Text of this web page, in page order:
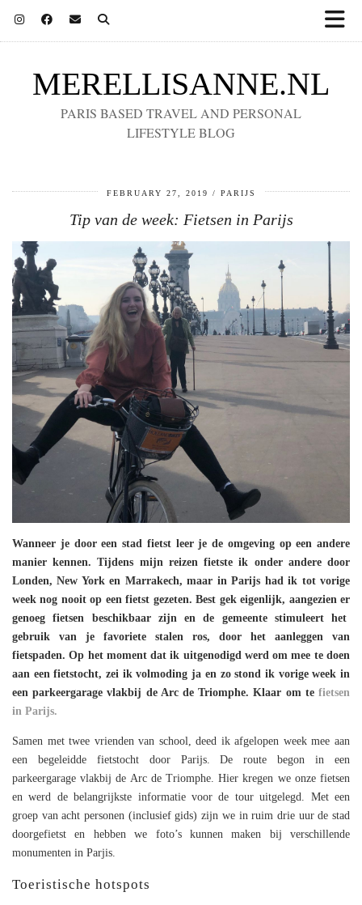
MERELLISANNE.NL
PARIS BASED TRAVEL AND PERSONAL
LIFESTYLE BLOG
FEBRUARY 27, 2019 PARIJS
Tip van de week: Fietsen in Parijs
Wanneer je door een stad fietst leer je de omgeving op een andere
manier kennen. Tijdens mijn reizen fietste ik onder andere door
Londen, New York en Marrakech, maar in Parijs had ik tot vorige
week nog nooit op een fietst gezeten. Best gek eigenlijk, aangezien er
genoeg fietsen beschikbaar zijn en de gemeente stimuleert het
gebruik van je favoriete stalen ros, door het aanleggen van
fietspaden. Op het moment dat ik uitgenodigd werd om mee te doen
aan een fietstocht, zei ik volmoding ja en zo stond ik vorige week in
een parkeergarage vlakbij de Arc de Triomphe. Klaar om te fietsen
in Parijs.
Samen met twee vrienden van school, deed ik afgelopen week mee aan
een begeleidde fietstocht door Parijs. De route begon in een
parkeergarage vlakbij de Arc de Triomphe. Hier kregen we onze fietsen
en werd de belangrijkste informatie voor de tour uitgelegd. Met een
groep van acht personen (inclusief gids) zijn we in ruim drie uur de stad
doorgefietst en hebben we foto’s kunnen maken bij verschillende
monumenten in Parjis.
Toeristische hotspots